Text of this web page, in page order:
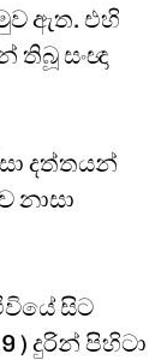
ඇත. එහි
තිබූ සංඥා
දත්තයන්
නාසා
සිට
) දුරින් පිහිටා